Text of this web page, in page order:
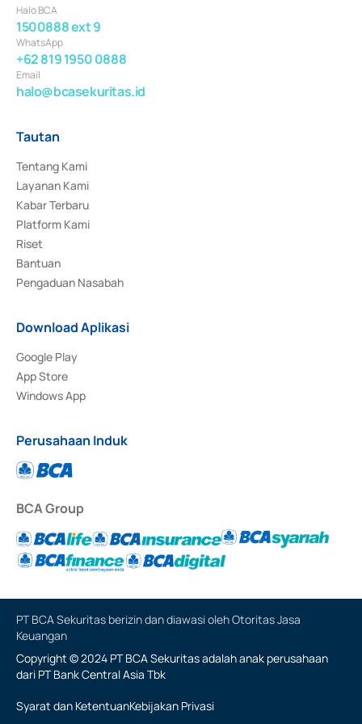
Halo BCA
1500888 ext 9
WhatsApp
+62 819 1950 0888
Email
halo@bcasekuritas.id
Tautan
Tentang Kami
Layanan Kami
Kabar Terbaru
Platform Kami
Riset
Bantuan
Pengaduan Nasabah
Download Aplikasi
Google Play
App Store
Windows App
Perusahaan Induk
BCA Group
PT BCA Sekuritas berizin dan diawasi oleh Otoritas Jasa
Keuangan
Copyright © 2024 PT BCA Sekuritas adalah anak perusahaan
dari PT Bank Central Asia Tbk
Syarat dan KetentuanKebijakan Privasi